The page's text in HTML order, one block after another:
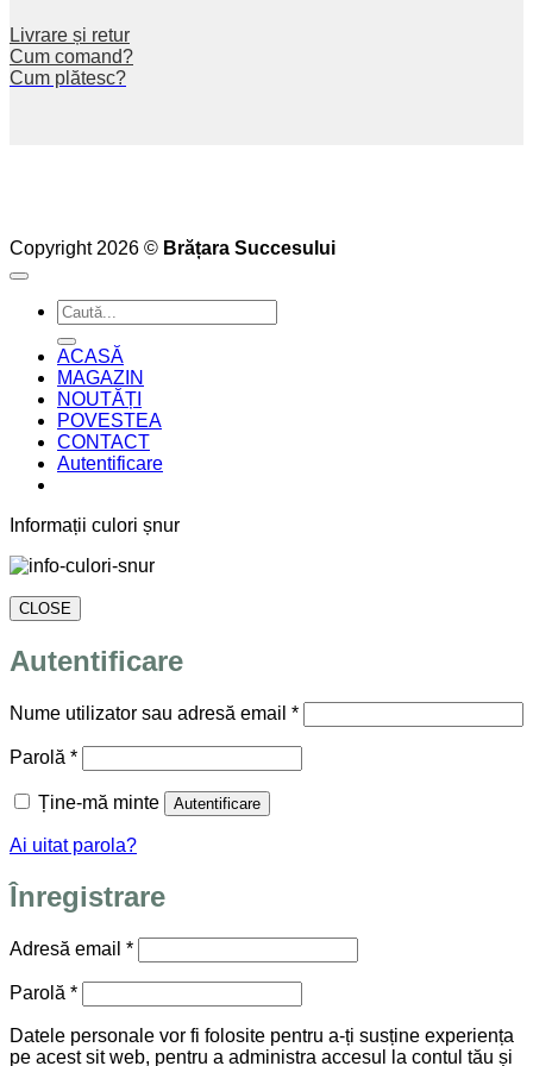
Livrare și retur
Cum comand?
Cum plătesc?
Copyright 2026 © Brățara Succesului
Caută
după:
ACASĂ
MAGAZIN
NOUTĂȚI
POVESTEA
CONTACT
Autentificare
Informații culori șnur
CLOSE
Autentificare
Nume utilizator sau adresă email *Obligatoriu
Parolă *Obligatoriu
Ține-mă minte Autentificare
Ai uitat parola?
Înregistrare
Adresă email *Obligatoriu
Parolă *Obligatoriu
Datele personale vor fi folosite pentru a-ți susține experiența
pe acest sit web, pentru a administra accesul la contul tău și